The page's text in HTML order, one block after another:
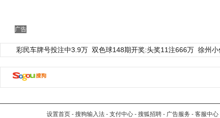
广告
彩民车牌号投注中3.9万 双色球148期开奖:头奖11注666万 徐州
设置首页 - 搜狗输入法 - 支付中心 - 搜狐招聘 - 广告服务 - 客服中心